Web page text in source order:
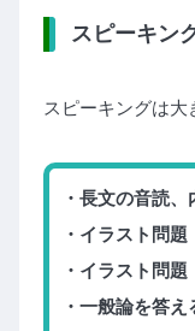
スピーキン
スピーキングは大
・長文の音読
・イラスト問題
・イラスト問題
・一般論を答え